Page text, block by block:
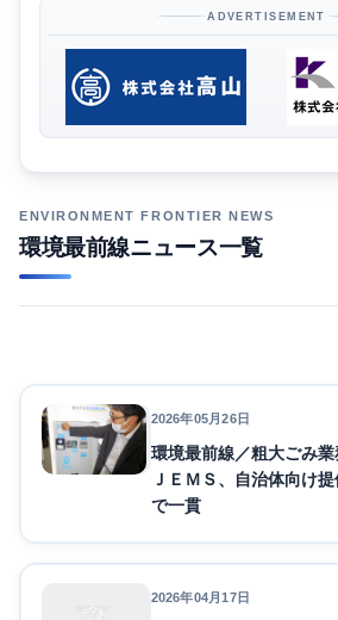
ADVERTISEMENT
環境最前線ニュース一覧
2026年05月26日
環境最前線／粗大ごみ
ＪＥＭＳ、自治体向け
で一貫
2026年04月17日